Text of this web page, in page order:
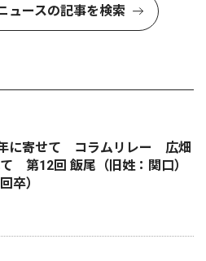
ュースの記事を検索
に寄せて コラムリレー 広畑
第12回 飯尾（旧姓：関口）
卒）